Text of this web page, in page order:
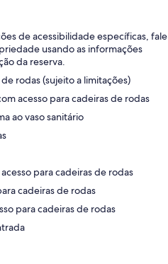
de acessibilidade específicas, fale
usando as informações
da reserva.
rodas (sujeito a limitações)
acesso para cadeiras de rodas
ao vaso sanitário
para cadeiras de rodas
cadeiras de rodas
para cadeiras de rodas